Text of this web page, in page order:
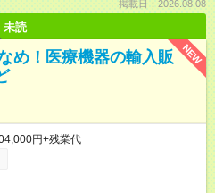
掲載日：2026.08.08
未読
NEW
め！医療機器の輸入販
円+残業代